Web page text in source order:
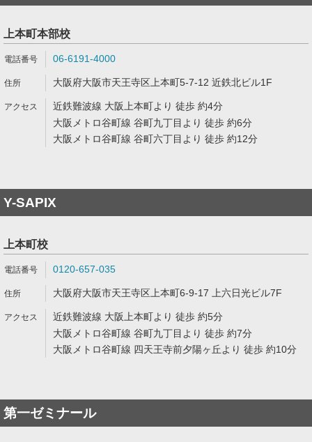
上本町本部校
06-6191-4000
大阪府大阪市天王寺区上本町5-7-12 近鉄北ビル1F
近鉄難波線 大阪上本町より 徒歩 約4分
大阪メトロ谷町線 谷町九丁目より 徒歩 約6分
大阪メトロ谷町線 谷町六丁目より 徒歩 約12分
Y-SAPIX
上本町校
0120-657-035
大阪府大阪市天王寺区上本町6-9-17 上六日光ビル7F
近鉄難波線 大阪上本町より 徒歩 約5分
大阪メトロ谷町線 谷町九丁目より 徒歩 約7分
大阪メトロ谷町線 四天王寺前夕陽ヶ丘より 徒歩 約10分
第一ゼミナール